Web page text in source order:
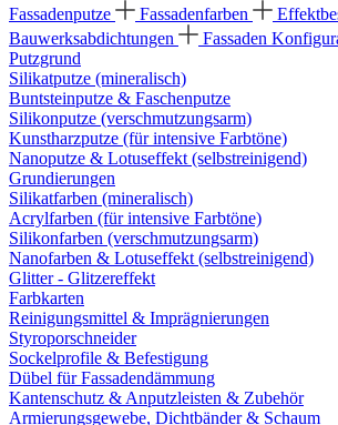
Fassadenputze
Fassadenfarben
Bauwerksabdichtungen
Fassaden
Putzgrund
Silikatputze (mineralisch)
Buntsteinputze & Faschenputze
Silikonputze (verschmutzungsarm)
Kunstharzputze (für intensive Farbtöne)
Nanoputze & Lotuseffekt (selbstreinigend)
Grundierungen
Silikatfarben (mineralisch)
Acrylfarben (für intensive Farbtöne)
Silikonfarben (verschmutzungsarm)
Nanofarben & Lotuseffekt (selbstreinigend)
Glitter - Glitzereffekt
Farbkarten
Reinigungsmittel & Imprägnierungen
Styroporschneider
Sockelprofile & Befestigung
Dübel für Fassadendämmung
Kantenschutz & Anputzleisten & Zubehör
Armierungsgewebe, Dichtbänder & Schaum